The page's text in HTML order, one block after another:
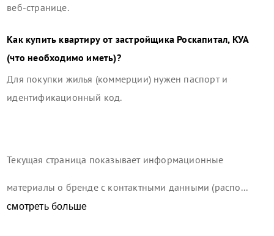
веб-странице.
Как купить квартиру от застройщика Роскапитал, КУА
(что необходимо иметь)?
Для покупки жилья (коммерции) нужен паспорт и
идентификационный код.
Текущая страница показывает информационные
материалы о бренде с контактными данными (распо...
смотреть больше